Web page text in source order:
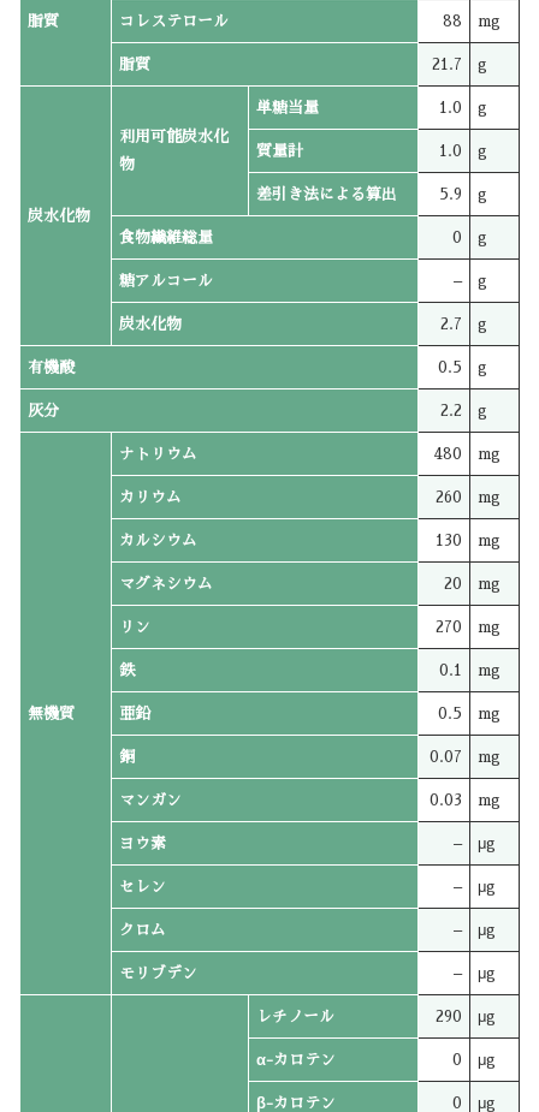
脂質 コレステロール 88 mg
脂質 21.7 g
炭水化物
利用可能炭水化
物
単糖当量 1.0 g
質量計 1.0 g
差引き法による算出 5.9 g
食物繊維総量 0 g
糖アルコール – g
炭水化物 2.7 g
有機酸 0.5 g
灰分 2.2 g
無機質
ナトリウム 480 mg
カリウム 260 mg
カルシウム 130 mg
マグネシウム 20 mg
リン 270 mg
鉄 0.1 mg
亜鉛 0.5 mg
銅 0.07 mg
マンガン 0.03 mg
ヨウ素 – μg
セレン – μg
クロム – μg
モリブデン – μg
レチノール 290 μg
α-カロテン 0 μg
β-カロテン 0 μg